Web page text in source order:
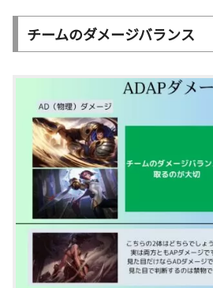
チームのダメージバランス